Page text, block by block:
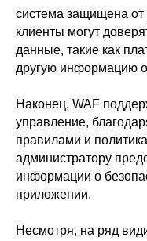
система защищена
клиенты могут
данные, такие как
другую информацию о
Наконец, WAF
управление,
правилами и
администратору
информации о
приложении.
Несмотря, на ряд